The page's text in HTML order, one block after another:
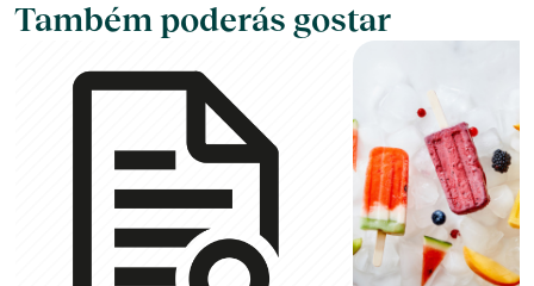
Também poderás gostar